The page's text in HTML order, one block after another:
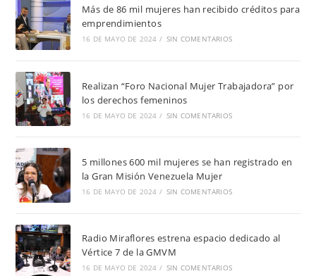
Más de 86 mil mujeres han recibido créditos para
emprendimientos
16 DE MAYO DE 2024 / SIN COMENTARIOS
Realizan “Foro Nacional Mujer Trabajadora” por
los derechos femeninos
16 DE MAYO DE 2024 / SIN COMENTARIOS
5 millones 600 mil mujeres se han registrado en
la Gran Misión Venezuela Mujer
16 DE MAYO DE 2024 / SIN COMENTARIOS
Radio Miraflores estrena espacio dedicado al
Vértice 7 de la GMVM
16 DE MAYO DE 2024 / SIN COMENTARIOS